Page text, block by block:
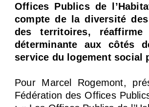
Offices Publics de
compte de la diversité
des territoires,
déterminante aux côtés
service du logement social
Pour Marcel Rogemont,
Fédération des Offices